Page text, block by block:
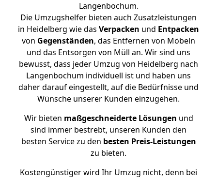
Langenbochum.
Die Umzugshelfer bieten auch Zusatzleistungen
in Heidelberg wie das Verpacken und Entpacken
von Gegenständen, das Entfernen von Möbeln
und das Entsorgen von Müll an. Wir sind uns
bewusst, dass jeder Umzug von Heidelberg nach
Langenbochum individuell ist und haben uns
daher darauf eingestellt, auf die Bedürfnisse und
Wünsche unserer Kunden einzugehen.
Wir bieten maßgeschneiderte Lösungen und
sind immer bestrebt, unseren Kunden den
besten Service zu den besten Preis-Leistungen
zu bieten.
Kostengünstiger wird Ihr Umzug nicht, denn bei